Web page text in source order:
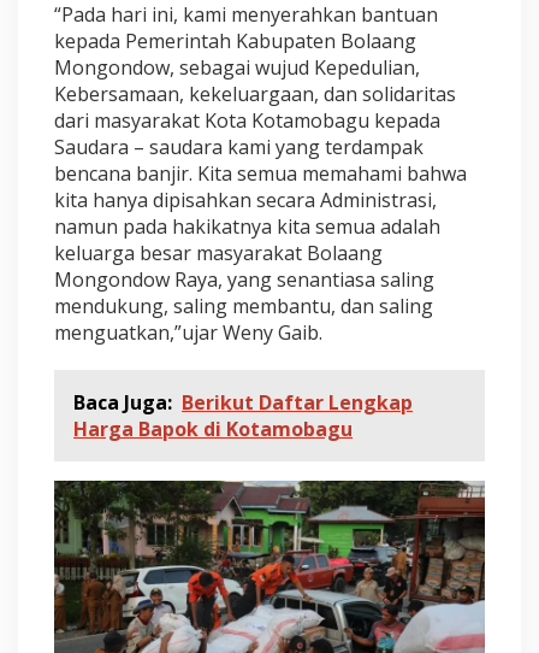
i
B
o
l
m
o
n
g
“Pada hari ini, kami menyerahkan bantuan
kepada Pemerintah Kabupaten Bolaang
Mongondow, sebagai wujud Kepedulian,
Kebersamaan, kekeluargaan, dan solidaritas
dari masyarakat Kota Kotamobagu kepada
Saudara – saudara kami yang terdampak
bencana banjir. Kita semua memahami bahwa
kita hanya dipisahkan secara Administrasi,
namun pada hakikatnya kita semua adalah
keluarga besar masyarakat Bolaang
Mongondow Raya, yang senantiasa saling
mendukung, saling membantu, dan saling
menguatkan,”ujar Weny Gaib.
Baca Juga: Berikut Daftar Lengkap
Harga Bapok di Kotamobagu